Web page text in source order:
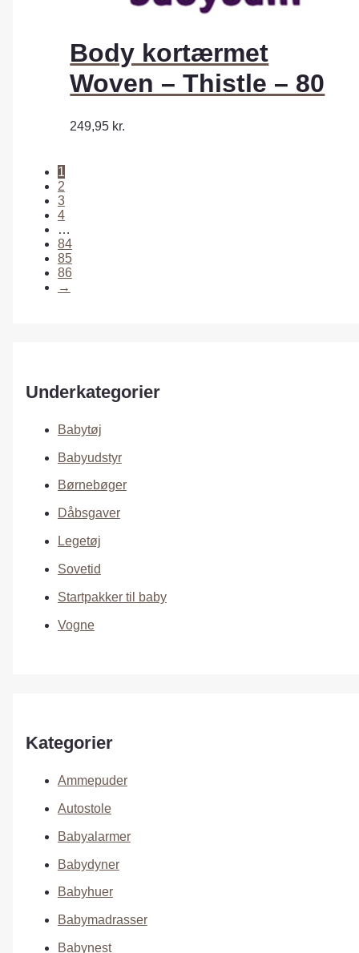
Underkategorier
Babytøj
Babyudstyr
Børnebøger
Dåbsgaver
Legetøj
Sovetid
Startpakker til baby
Vogne
Kategorier
Ammepuder
Autostole
Babyalarmer
Babydyner
Babyhuer
Babymadrasser
Babynest
Body kortærmet
Woven – Thistle – 80
249,95 kr.
1
2
3
4
…
84
85
86
→